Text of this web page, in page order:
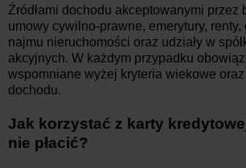
Źródłami dochodu akceptowanymi przez
umowy cywilno-prawne, emerytury, renty,
najmu nieruchomości oraz udziały w
akcyjnych. W każdym przypadku
wspomniane wyżej kryteria wiekowe
dochodu.
Jak korzystać z karty
nie płacić?